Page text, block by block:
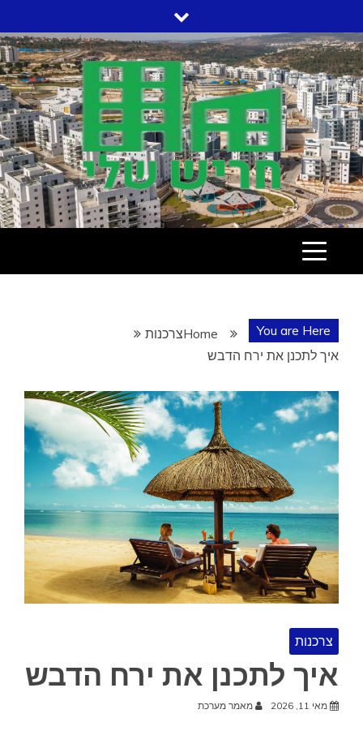
to
content
חריש שלי
עמוד הבית שלי בחריש
You are Here
Homeצרכנות
איך לתכנן את ירח הדבש
צרכנות
איך לתכנן את ירח הדבש
מאי 11, 2026 מאמר מערכת